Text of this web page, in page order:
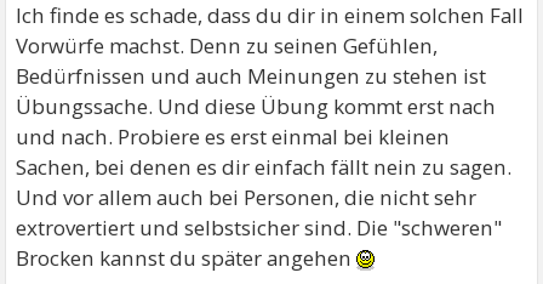
Ich finde es schade, dass du dir in einem solchen Fall
Vorwürfe machst. Denn zu seinen Gefühlen,
Bedürfnissen und auch Meinungen zu stehen ist
Übungssache. Und diese Übung kommt erst nach
und nach. Probiere es erst einmal bei kleinen
Sachen, bei denen es dir einfach fällt nein zu sagen.
Und vor allem auch bei Personen, die nicht sehr
extrovertiert und selbstsicher sind. Die "schweren"
Brocken kannst du später angehen